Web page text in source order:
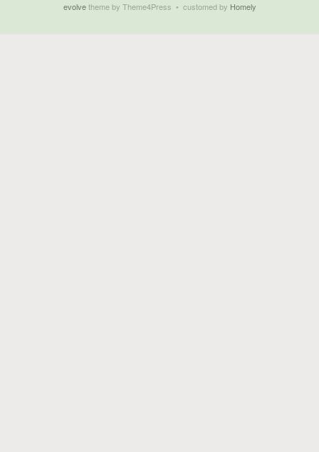
evolvetheme by Theme4Press • customed by Homely